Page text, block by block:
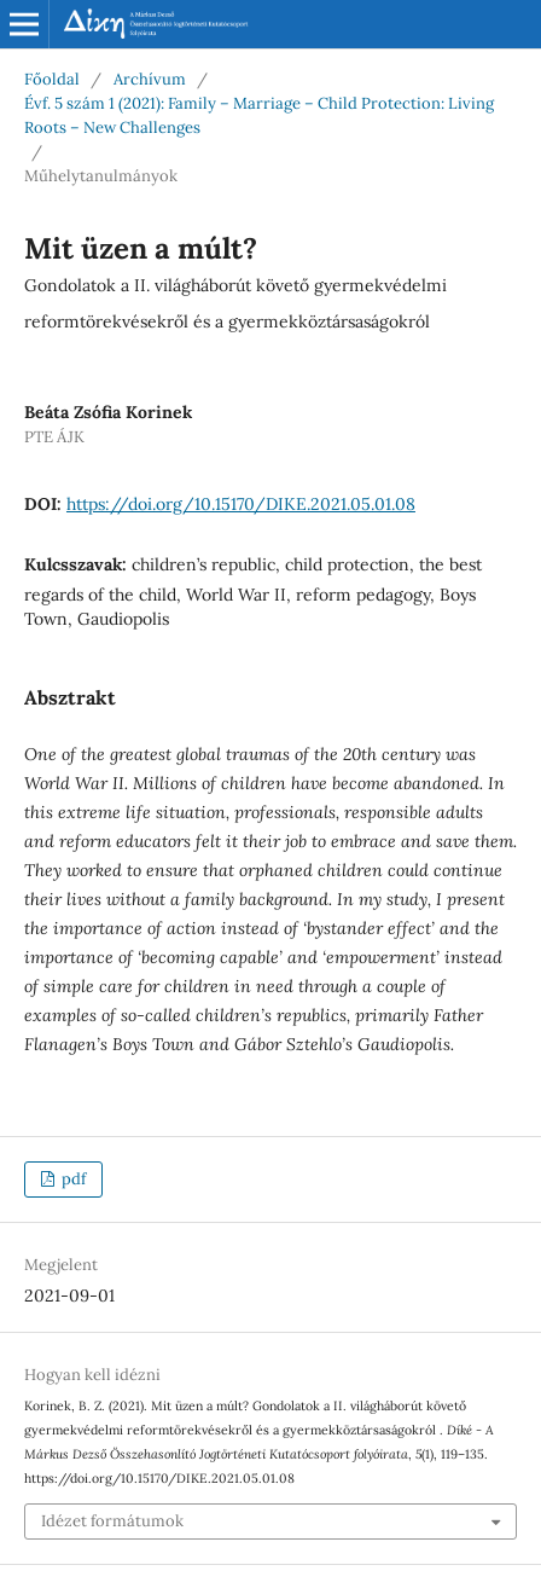
Főoldal / Archívum
/
Évf. 5 szám 1 (2021): Family – Marriage – Child Protection: Living
Roots – New Challenges
/
Műhelytanulmányok
Mit üzen a múlt?
Gondolatok a II. világháborút követő gyermekvédelmi
reformtörekvésekről és a gyermekköztársaságokról
Beáta Zsófia Korinek
PTE ÁJK
DOI: https://doi.org/10.15170/DIKE.2021.05.01.08
Kulcsszavak: children’s republic, child protection, the best
regards of the child, World War II, reform pedagogy, Boys
Town, Gaudiopolis
Absztrakt
One of the greatest global traumas of the 20th century was
World War II. Millions of children have become abandoned. In
this extreme life situation, professionals, responsible adults
and reform educators felt it their job to embrace and save them.
They worked to ensure that orphaned children could continue
their lives without a family background. In my study, I present
the importance of action instead of ‘bystander effect’ and the
importance of ‘becoming capable’ and ‘empowerment’ instead
of simple care for children in need through a couple of
examples of so-called children’s republics, primarily Father
Flanagen’s Boys Town and Gábor Sztehlo’s Gaudiopolis.
pdf
Megjelent
2021-09-01
Hogyan kell idézni
Korinek, B. Z. (2021). Mit üzen a múlt? Gondolatok a II. világháborút követő
gyermekvédelmi reformtörekvésekről és a gyermekköztársaságokról . Díké - A
Márkus Dezső Összehasonlító Jogtörténeti Kutatócsoport folyóirata, 5(1), 119–135.
https://doi.org/10.15170/DIKE.2021.05.01.08
Idézet formátumok